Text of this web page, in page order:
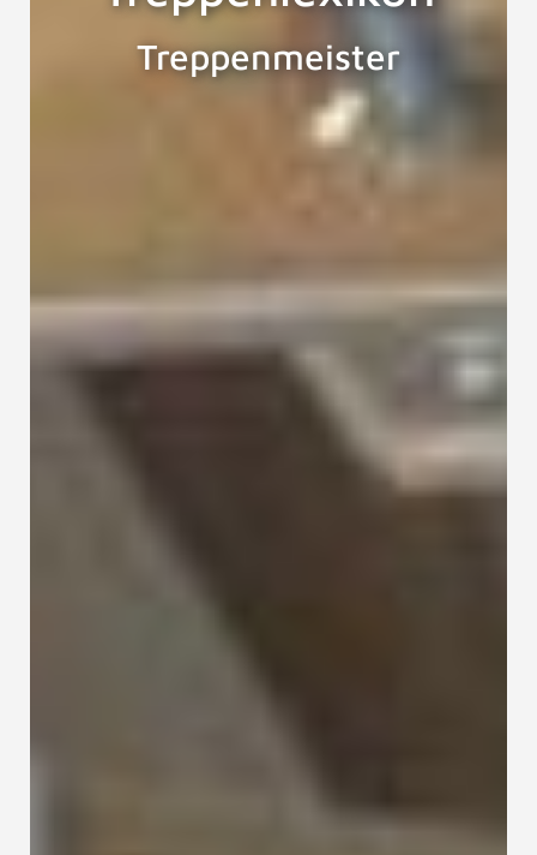
Treppenmeister